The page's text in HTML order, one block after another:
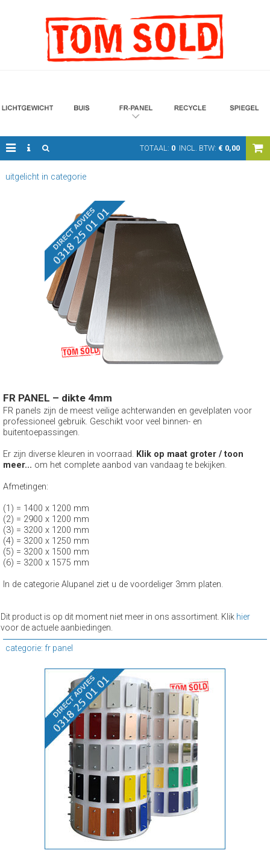
TOTAAL: 0 INCL. BTW: € 0,00
uitgelicht in categorie
FR PANEL – dikte 4mm
FR panels zijn de meest veilige achterwanden en gevelplaten voor
professioneel gebruik. Geschikt voor veel binnen- en
buitentoepassingen.
Er zijn diverse kleuren in voorraad. Klik op maat groter / toon
meer... om het complete aanbod van vandaag te bekijken.
Afmetingen:
(1) = 1400 x 1200 mm
(2) = 2900 x 1200 mm
(3) = 3200 x 1200 mm
(4) = 3200 x 1250 mm
(5) = 3200 x 1500 mm
(6) = 3200 x 1575 mm
In de categorie Alupanel ziet u de voordeliger 3mm platen.
Dit product is op dit moment niet meer in ons assortiment. Klik hier
voor de actuele aanbiedingen.
categorie: fr panel